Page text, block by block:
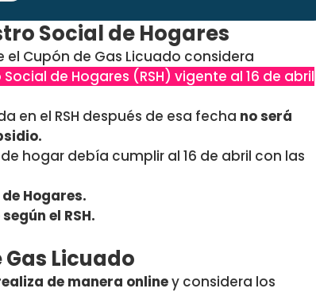
Social de Hogares
Cupón de Gas Licuado considera
de Hogares (RSH) vigente al 16 de abril
en el RSH después de esa fecha no será
hogar debía cumplir al 16 de abril con las
Hogares.
el RSH.
Licuado
de manera onliney considera los